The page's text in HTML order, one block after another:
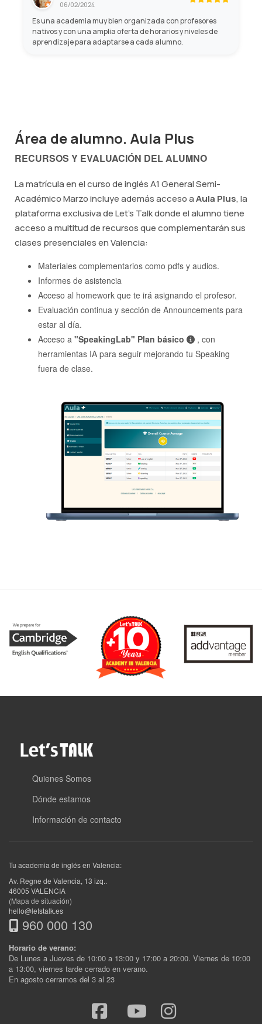
duda, una formación muy recomendable.
06/02/2024
Es una academia muy bien organizada con profesores
nativos y con una amplia oferta de horarios y niveles de
aprendizaje para adaptarse a cada alumno.
Área de alumno. Aula Plus
RECURSOS Y EVALUACIÓN DEL ALUMNO
La matrícula en el curso de inglés A1 General Semi-
Académico Marzo incluye además acceso aAula Plus, la
plataforma exclusiva de Let's Talk donde el alumno tiene
acceso a multitud de recursos que complementarán sus
clases presenciales en Valencia:
Materiales complementarios como pdfs y audios.
Informes de asistencia
Acceso al homework que te irá asignando el profesor.
Evaluación continua y sección de Announcements para
estar al día.
Acceso a "SpeakingLab" Plan básico
, con
herramientas IA para seguir mejorando tu Speaking
fuera de clase.
Quienes Somos
Dónde estamos
Información de contacto
Tu academia de inglés en Valencia:
Av. Regne de Valencia, 13 izq..
46005 VALENCIA
(Mapa de situación)
hello@letstalk.es
960 000 130
Horario de verano:
De Lunes a Jueves de 10:00 a 13:00 y 17:00 a 20:00. Viernes de 10:00
a 13:00, viernes tarde cerrado en verano.
En agosto cerramos del 3 al 23